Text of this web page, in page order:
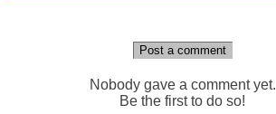
Post a comment
Nobody gave a comment yet.
Be the first to do so!